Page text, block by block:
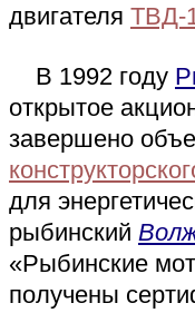
двигателя ТВД-
В 1992 году
открытое
завершено
для
рыбинский
«Рыбинские
получены